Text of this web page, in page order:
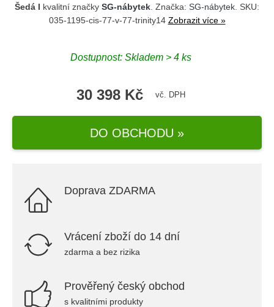
Šedá I kvalitní značky SG-nábytek . Značka: SG-nábytek . SKU:
035-1195-cis-77-v-77-trinity14 Zobrazit více »
Dostupnost: Skladem > 4 ks
30 398 Kč vč. DPH
DO OBCHODU »
Doprava ZDARMA
Vrácení zboží do 14 dní
zdarma a bez rizika
Prověřený český obchod
s kvalitními produkty